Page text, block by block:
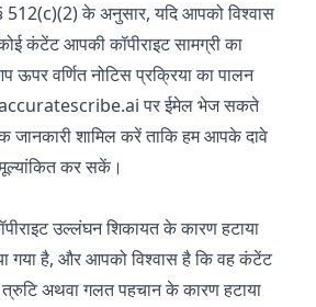
के अनुसार, यदि आपको विश्वास
कंटेंट आपकी कॉपीराइट सामग्री का
वर्णित नोटिस प्रक्रिया का पालन
पर ईमेल भेज सकते
शामिल करें ताकि हम आपके दावे
कर सकें।
उल्लंघन शिकायत के कारण हटाया
गया है, और आपको विश्वास है कि वह कंटेंट
त्रुटि अथवा गलत पहचान के कारण हटाया